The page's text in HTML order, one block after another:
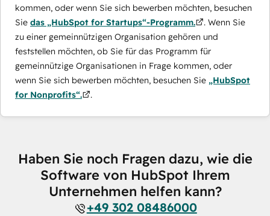
kommen, oder wenn Sie sich bewerben möchten, besuchen
Sie das „HubSpot for Startups“-Programm.
. Wenn Sie
zu einer gemeinnützigen Organisation gehören und
feststellen möchten, ob Sie für das Programm für
gemeinnützige Organisationen in Frage kommen, oder
wenn Sie sich bewerben möchten, besuchen Sie „HubSpot
for Nonprofits“.
.
Haben Sie noch Fragen dazu, wie die
Software von HubSpot Ihrem
Unternehmen helfen kann?
+49 302 08486000